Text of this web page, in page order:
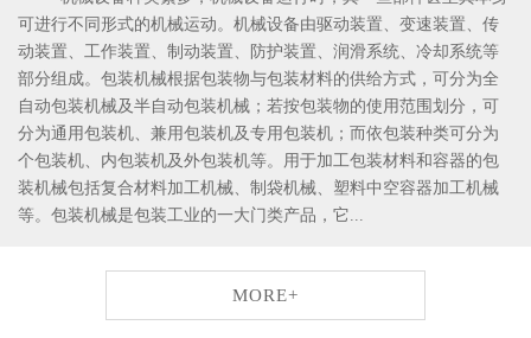
可进行不同形式的机械运动。机械设备由驱动装置、变速装置、传
动装置、工作装置、制动装置、防护装置、润滑系统、冷却系统等
部分组成。包装机械根据包装物与包装材料的供给方式，可分为全
自动包装机械及半自动包装机械；若按包装物的使用范围划分，可
分为通用包装机、兼用包装机及专用包装机；而依包装种类可分为
个包装机、内包装机及外包装机等。用于加工包装材料和容器的包
装机械包括复合材料加工机械、制袋机械、塑料中空容器加工机械
等。包装机械是包装工业的一大门类产品，它...
MORE+